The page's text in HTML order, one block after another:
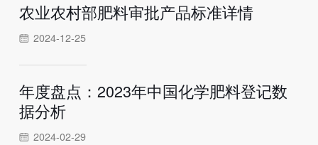
农业农村部肥料审批产品标准详情
2024-12-25
年度盘点：2023年中国化学肥料登记数
据分析
2024-02-29